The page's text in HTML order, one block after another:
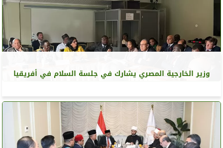
وزير الخارجية المصري يشارك في جلسة السلام في أفريقيا